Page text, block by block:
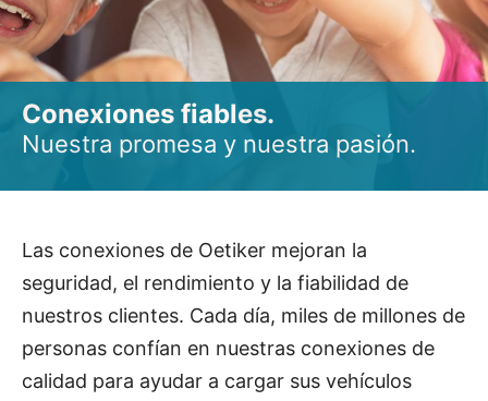
Conexiones fiables.
Nuestra promesa y nuestra pasión.
Las conexiones de Oetiker mejoran la
seguridad, el rendimiento y la fiabilidad de
nuestros clientes. Cada día, miles de millones de
personas confían en nuestras conexiones de
calidad para ayudar a cargar sus vehículos